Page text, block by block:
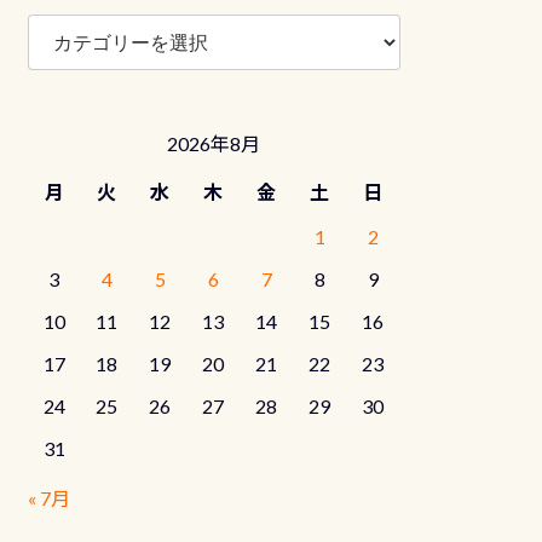
ブ
グ
2026年8月
月 火 水 木 金 土
日
1
2
3
4 5 6 7 8
9
10
11 12 13 14 15
16
17
18 19 20 21 22
23
24
25 26 27 28 29
30
31
« 7月